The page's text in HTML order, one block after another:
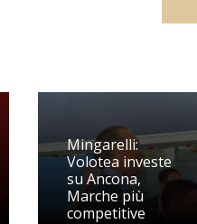
Mingarelli:
Volotea investe
su Ancona,
Marche più
competitive